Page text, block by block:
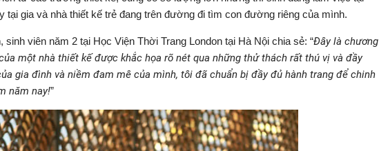
gia và nhà thiết kế trẻ đang trên đường đi tìm con đường riêng của mình.
sinh viên năm 2 tại Học Viện Thời Trang London tại Hà Nội chia sẻ: “Đây là chương
một nhà thiết kế được khắc họa rõ nét qua những thử thách rất thú vị và đầy
gia đình và niềm đam mê của mình, tôi đã chuẩn bị đầy đủ hành trang để chinh
năm nay!”